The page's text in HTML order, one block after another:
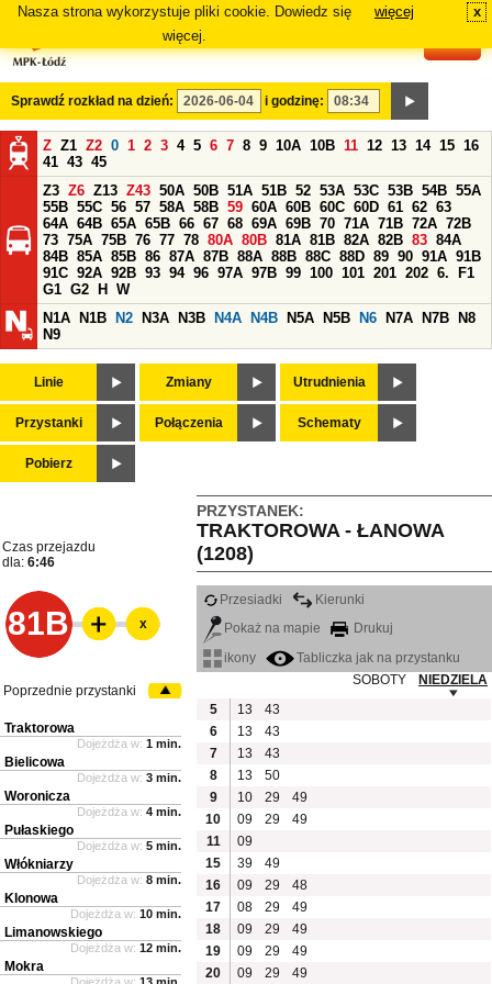
Nasza strona wykorzystuje pliki cookie. Dowiedz się
więcej.
więcej x
Sprawdź rozkład na dzień: i godzinę:
Z Z1 Z2 0 1 2 3 4 5 6 7 8 9 10A 10B 11 12 13 14 15 16
41 43 45
Z3 Z6 Z13 Z43 50A 50B 51A 51B 52 53A 53C 53B 54B 55A
55B 55C 56 57 58A 58B 59 60A 60B 60C 60D 61 62 63
64A 64B 65A 65B 66 67 68 69A 69B 70 71A 71B 72A 72B
73 75A 75B 76 77 78 80A 80B 81A 81B 82A 82B 83 84A
84B 85A 85B 86 87A 87B 88A 88B 88C 88D 89 90 91A 91B
91C 92A 92B 93 94 96 97A 97B 99 100 101 201 202 6.
F1
G1 G2 H
W
N1A
N1B N2 N3A N3B N4A N4B N5A N5B N6 N7A N7B
N8
N9
Linie Zmiany Utrudnienia
Przystanki Połączenia Schematy
Pobierz
PRZYSTANEK:
TRAKTOROWA - ŁANOWA
(1208)
Czas przejazdu
dla: 6:46
81B
Przesiadki
Kierunki
Pokaż na mapie
Drukuj
ikony
Tabliczka jak na przystanku
SOBOTY
NIEDZIELA
5
13
43
6
13
43
7
13
43
8
13
50
9
10 29
49
10
09 29
49
11
09
15
39
49
16
09 29
48
17
08 29
49
18
09 29
49
19
09 29
49
20
09 29 49
x
Poprzednie przystanki
Traktorowa
Dojeżdża w: 1 min.
Bielicowa
Dojeżdża w: 3 min.
Woronicza
Dojeżdża w: 4 min.
Pułaskiego
Dojeżdża w: 5 min.
Włókniarzy
Dojeżdża w: 8 min.
Klonowa
Dojeżdża w: 10 min.
Limanowskiego
Dojeżdża w: 12 min.
Mokra